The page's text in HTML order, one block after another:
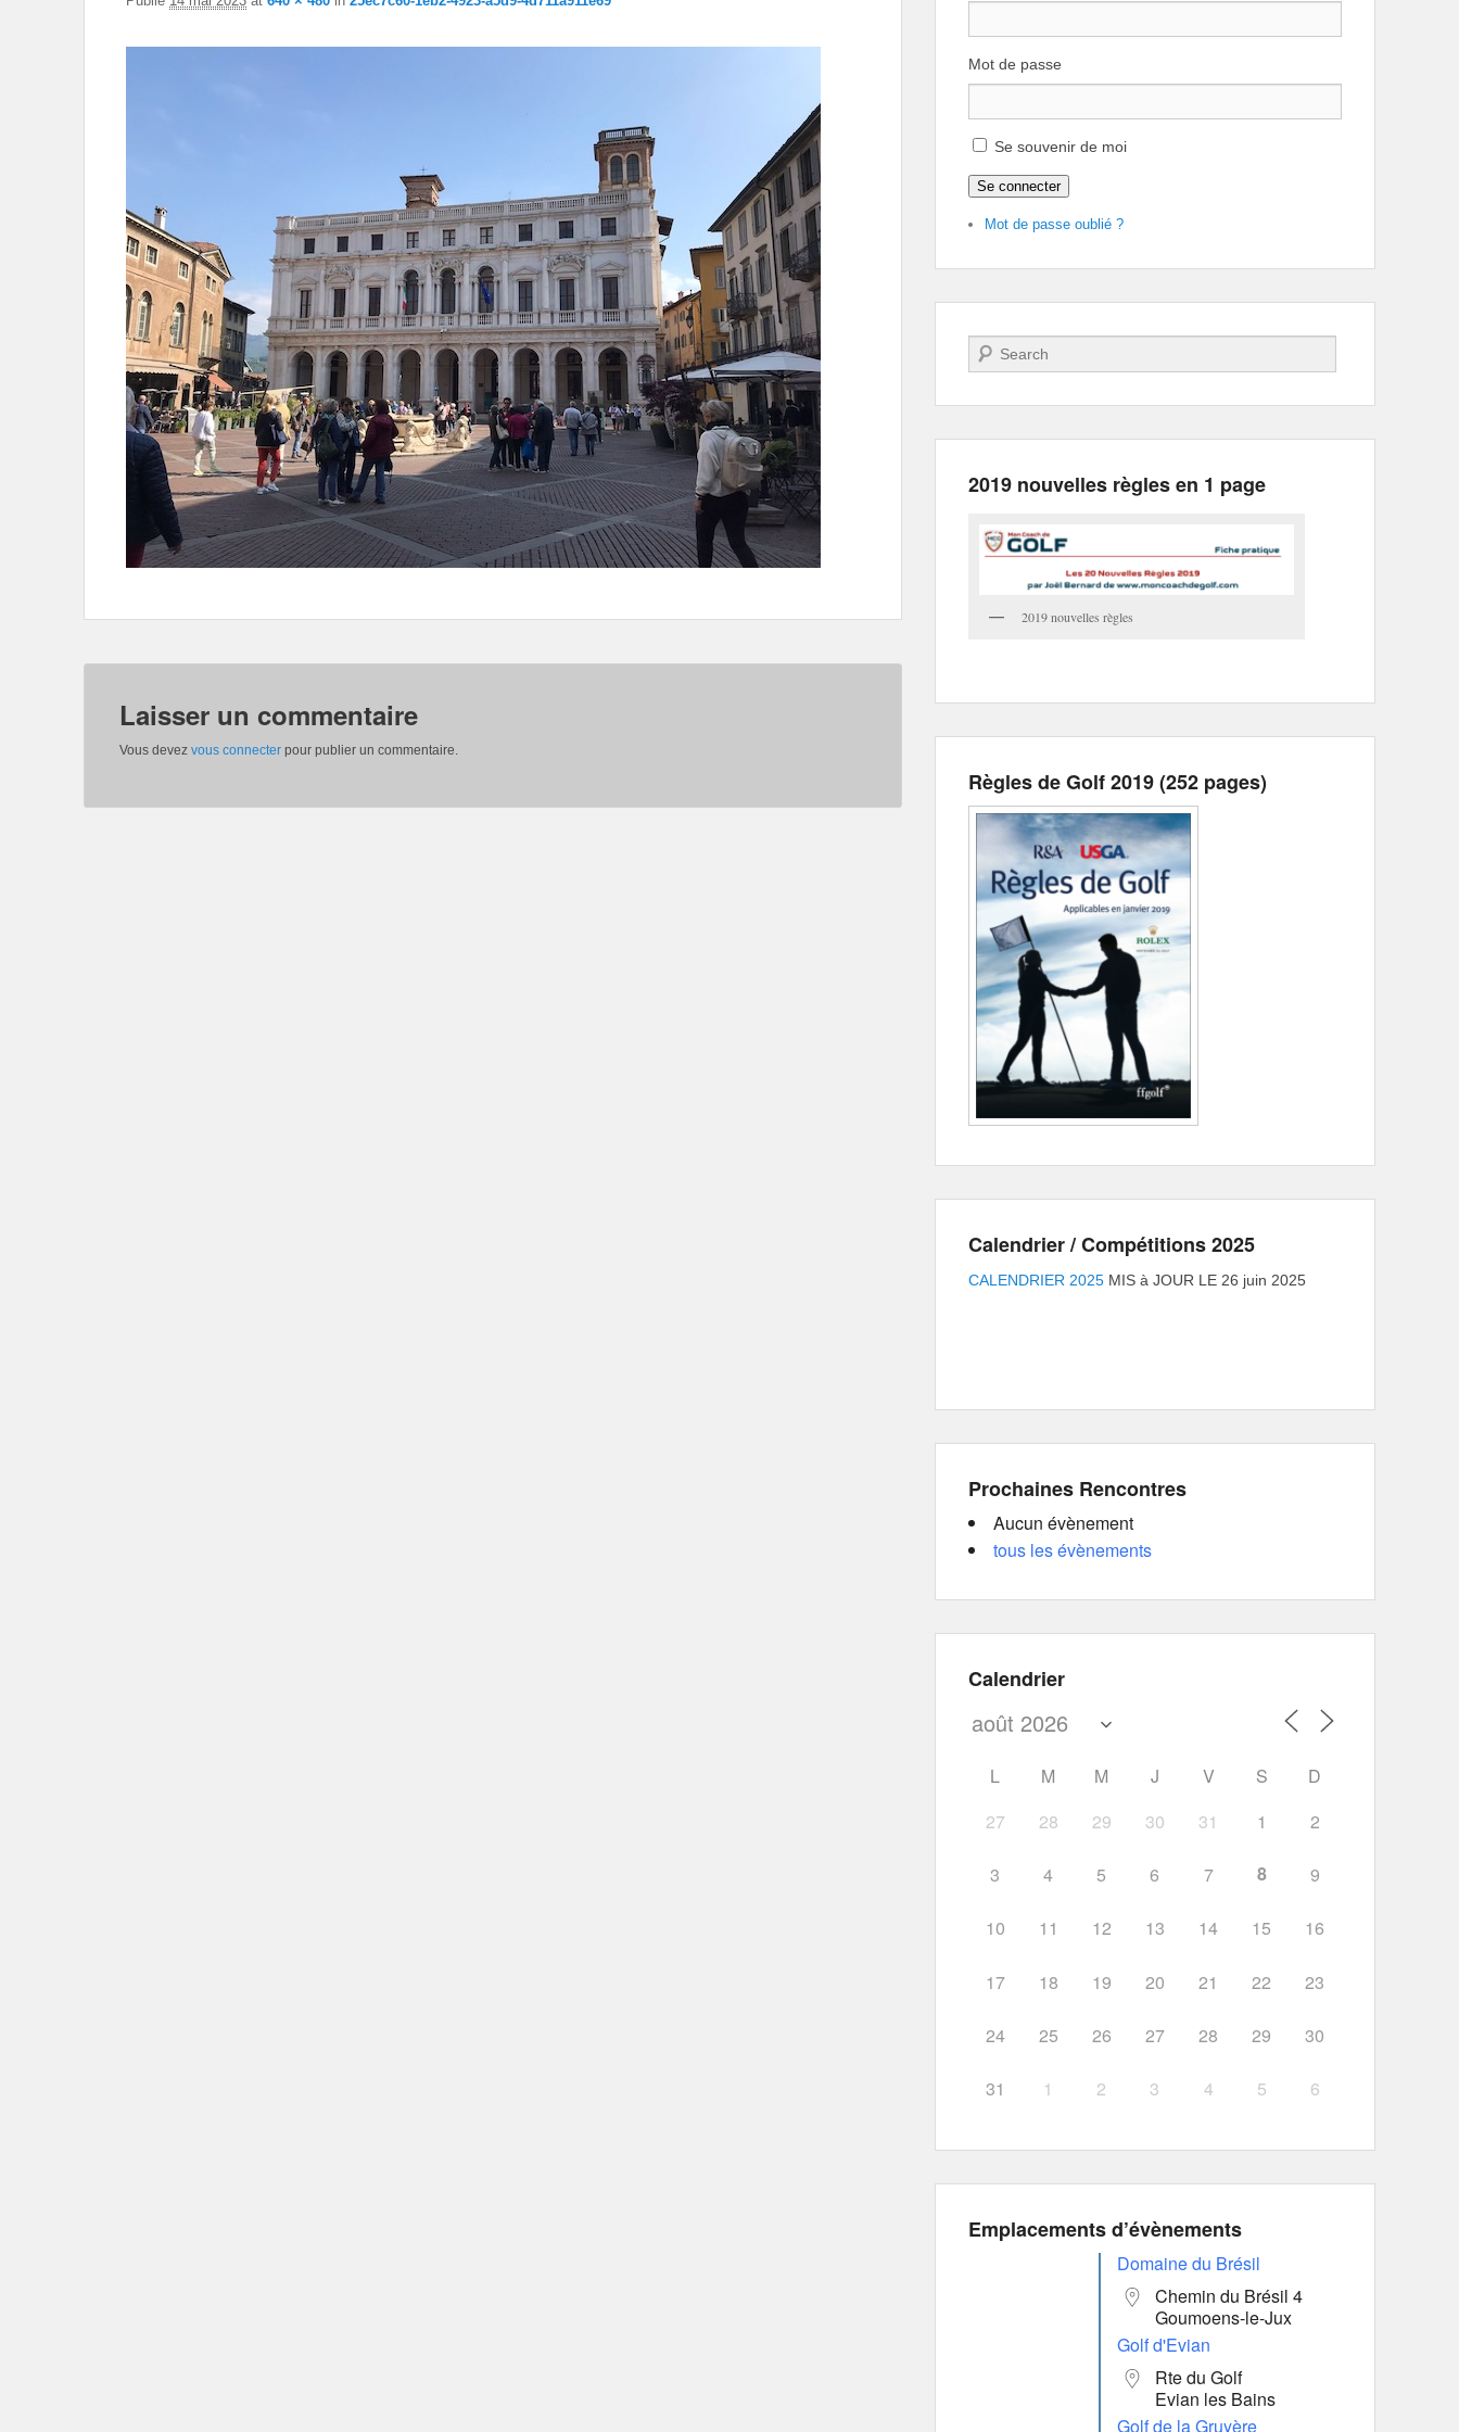
Laisser un commentaire
Vous devez vous connecter pour publier un commentaire.
Mot de passe
Se souvenir de moi
Se connecter
Mot de passe oublié ?
Recherche
2019 nouvelles règles en 1 page
2019 nouvelles règles
Règles de Golf 2019 (252 pages)
Calendrier / Compétitions 2025
CALENDRIER 2025 MIS à JOUR LE 26 juin 2025
Prochaines Rencontres
Aucun évènement
tous les évènements
Calendrier
L M M J V S
D
27
28 29 30 31 1 2
3 4 5 6 7 8 9
10 11 12 13 14 15 16
17 18 19 20 21 22 23
24 25 26 27 28 29 30
31 1 2 3 4 5 6
Emplacements d’évènements
Domaine du Brésil
Chemin du Brésil 4
Goumoens-le-Jux
Golf d'Evian
Rte du Golf
Evian les Bains
Golf de la Gruyère